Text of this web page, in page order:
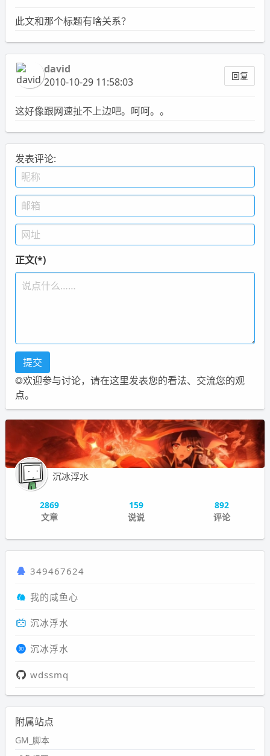
此文和那个标题有啥关系？
david
2010-10-29 11:58:03
回复
这好像跟网速扯不上边吧。呵呵。。
发表评论:
正文(*)
◎欢迎参与讨论，请在这里发表您的看法、交流您的观
点。
沉冰浮水
2869
文章
159
说说
892
评论
349467624
我的咸鱼心
沉冰浮水
沉冰浮水
wdssmq
附属站点
GM_脚本